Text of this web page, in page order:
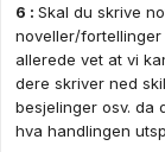
6 : Skal du skrive
noveller/
allerede vet at vi
dere skriver ned
besjelinger osv. da
hva handlingen